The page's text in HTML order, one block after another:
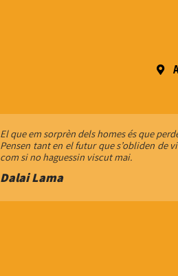
El que em sorprèn dels homes és que
Pensen tant en el futur que s’obliden de
com si no haguessin viscut mai.
Dalai Lama